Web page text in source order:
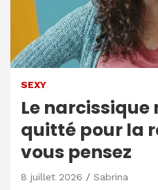
SEXY
Le narcissique
quitté pour la
vous pensez
8 juillet 2026 Sabrina